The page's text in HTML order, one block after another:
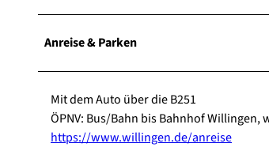
Anreise & Parken
Mit dem Auto über die B251
ÖPNV: Bus/Bahn bis Bahnhof
https://www.willingen.de/anreise